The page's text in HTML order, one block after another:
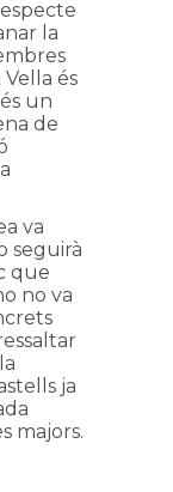
la
Vella és
un
de
va
seguirà
que
no va
ja
majors.